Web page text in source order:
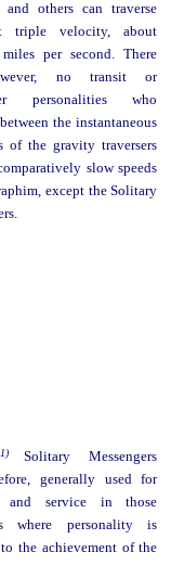
and others can traverse
triple velocity, about
per second. There
no transit or
personalities who
the instantaneous
of the gravity traversers
slow speeds
except the Solitary
Solitary Messengers
generally used for
and service in those
where personality is
to the achievement of the